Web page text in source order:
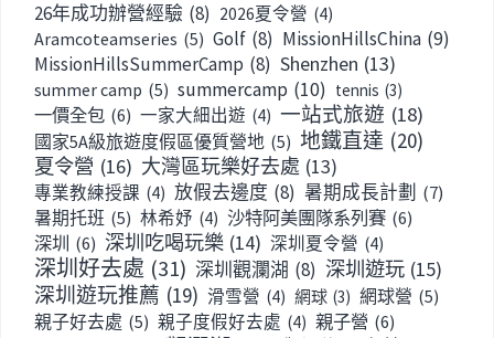
26年成功辦營經驗 (8) 2026夏令營 (4)
Aramcoteamseries (5) Golf (8) MissionHillsChina (9)
MissionHillsSummerCamp (8) Shenzhen (13)
summer camp (5) summercamp (10) tennis (3)
一價全包 (6) 一家大細出遊 (4) 一站式旅遊 (18)
國家5A級旅遊度假區優質營地 (5) 地鐵直達 (20)
夏令營 (16) 大灣區玩樂好去處 (13)
專業教練授課 (4) 放假去邊度 (8) 暑期成長計劃 (7)
暑期托班 (5) 林希妤 (4) 沙特阿美團隊系列賽 (6)
深圳 (6) 深圳吃喝玩樂 (14) 深圳夏令營 (4)
深圳好去處 (31) 深圳觀瀾湖 (8) 深圳遊玩 (15)
深圳遊玩推薦 (19) 滑雪營 (4) 網球 (3) 網球營 (5)
親子好去處 (5) 親子度假好去處 (4) 親子營 (6)